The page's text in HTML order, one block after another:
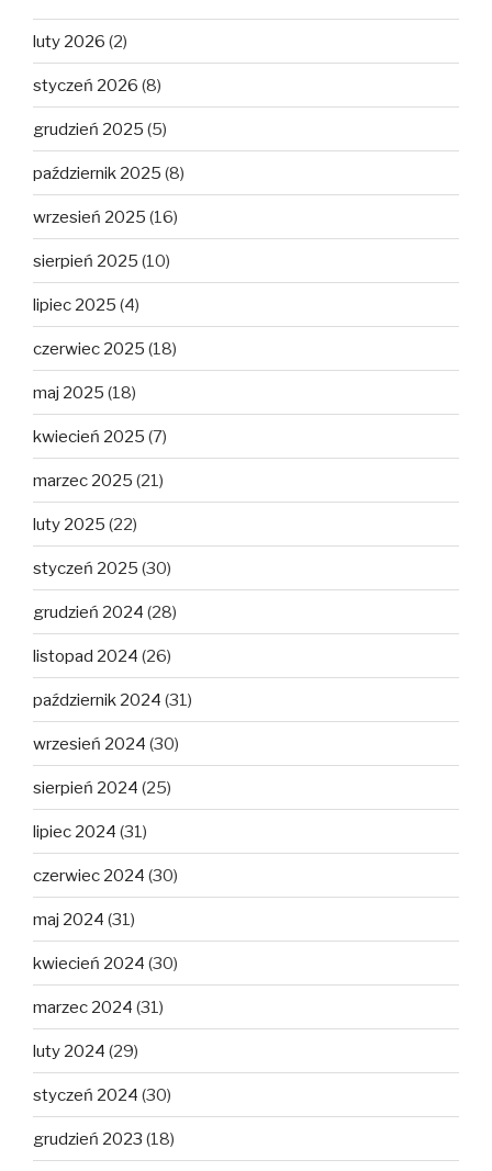
luty 2026 (2)
styczeń 2026 (8)
grudzień 2025 (5)
październik 2025 (8)
wrzesień 2025 (16)
sierpień 2025 (10)
lipiec 2025 (4)
czerwiec 2025 (18)
maj 2025 (18)
kwiecień 2025 (7)
marzec 2025 (21)
luty 2025 (22)
styczeń 2025 (30)
grudzień 2024 (28)
listopad 2024 (26)
październik 2024 (31)
wrzesień 2024 (30)
sierpień 2024 (25)
lipiec 2024 (31)
czerwiec 2024 (30)
maj 2024 (31)
kwiecień 2024 (30)
marzec 2024 (31)
luty 2024 (29)
styczeń 2024 (30)
grudzień 2023 (18)